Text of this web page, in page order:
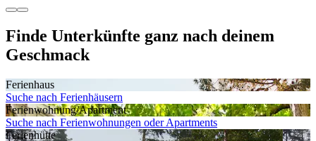
Finde Unterkünfte ganz nach deinem
Geschmack
Ferienhaus
Suche nach Ferienhäusern
Ferienwohnung/Apartment
Suche nach Ferienwohnungen oder Apartments
Ferienhütte